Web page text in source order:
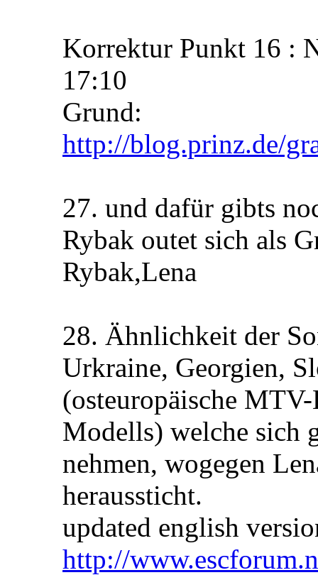
Korrektur Punkt 16 :
17:10
Grund:
http://blog.prinz.de/
27. und dafür gibts
Rybak outet sich als
Rybak,Lena
28. Ähnlichkeit der
Urkraine, Georgien,
(osteuropäische
Modells) welche sich
nehmen, wogegen
heraussticht.
updated english
http://